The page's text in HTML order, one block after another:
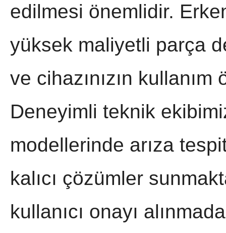
edilmesi önemlidir.
yüksek maliyetli parça
ve cihazınızın kullanım
Deneyimli teknik
modellerinde arıza
kalıcı çözümler
kullanıcı onayı